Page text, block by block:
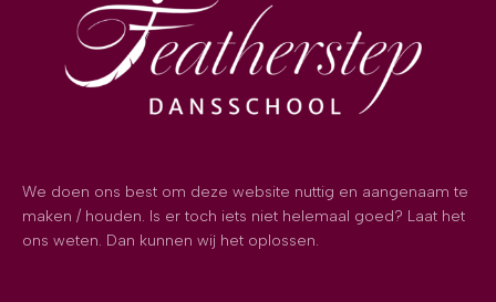
We doen ons best om deze website nuttig en aangenaam te
maken / houden. Is er toch iets niet helemaal goed? Laat het
ons weten. Dan kunnen wij het oplossen.